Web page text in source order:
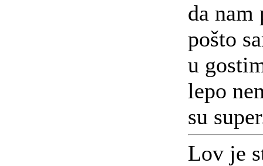
da nam
pošto
u
lepo
su
Lov je